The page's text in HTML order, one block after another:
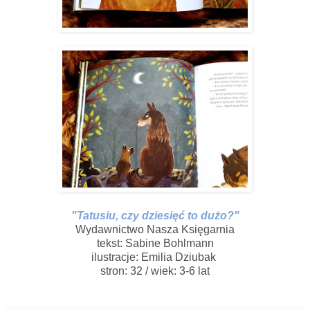
"Tatusiu, czy dziesięć to dużo?"
Wydawnictwo Nasza Księgarnia
tekst: Sabine Bohlmann
ilustracje: Emilia Dziubak
stron: 32 / wiek: 3-6 lat